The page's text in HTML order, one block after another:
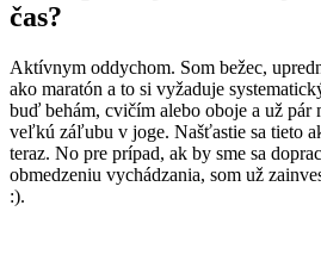
čas?
Aktívnym oddychom. Som bežec,
ako maratón a to si vyžaduje
buď behám, cvičím alebo oboje a už pár
veľkú záľubu v joge. Našťastie sa tieto
teraz. No pre prípad, ak by sme sa
obmedzeniu vychádzania, som už
:).